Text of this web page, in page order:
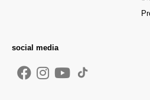
social media